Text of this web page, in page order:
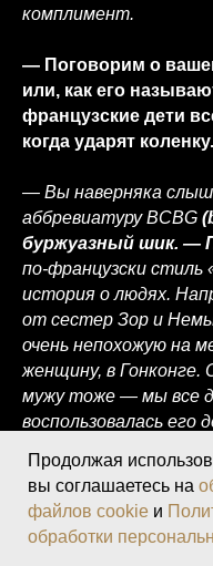
комплимент.
— Поговорим о
или, как его
французские дети
когда ударят коленку.
— Вы наверняка
аббревиатуру BCBG
буржуазный шик. —
по-французски
история о людях.
от сестер Зор и
очень непохожую на
женщину, в Гонконге.
мужу тоже — мы все
воспользовалась его
— это мой очень
которого я знаю уже
встретились здесь, в
очень большой
Продолжая
вы соглашаетесь на
файлов cookie и
обработки